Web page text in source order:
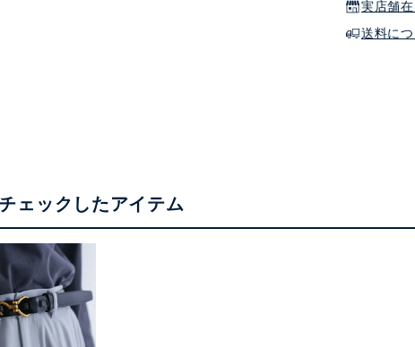
実店舗
送料に
ェックしたアイテム